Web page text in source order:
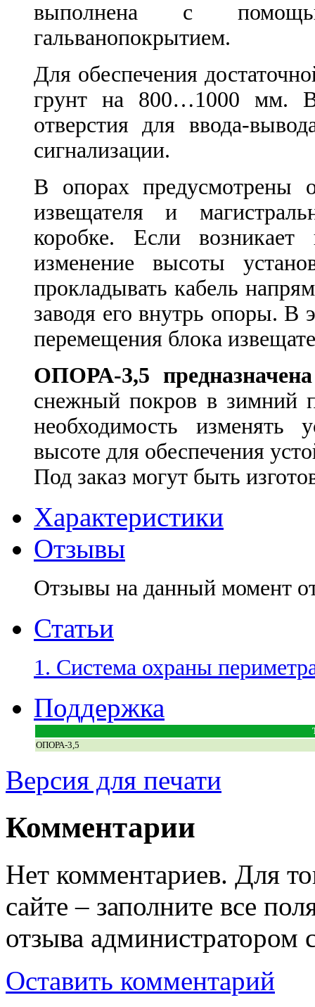
выполнена с
гальванопокрытием.
Для обеспечения
грунт на 800…1000 мм.
отверстия для ввода-
сигнализации.
В опорах предусмотрены
извещателя и
коробке. Если возникает
изменение высоты
прокладывать кабель
заводя его внутрь опоры. В
перемещения блока
ОПОРА-3,5 предназначена
снежный покров в зимний
необходимость изменять
высоте для обеспечения
Под заказ могут быть
Характеристики
Отзывы
Отзывы на данный момент
Статьи
1. Система охраны
Поддержка
ОПОРА-3,5
Версия для печати
Комментарии
Нет комментариев. Для
сайте – заполните все
отзыва администратором
Оставить комментарий